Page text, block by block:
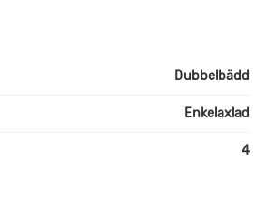
Dubbelbädd
Enkelaxlad
4